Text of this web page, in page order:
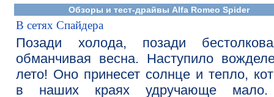
Обзоры и тест-драйвы Alfa Romeo Spider
В сетях Спайдера
Позади холода, позади
обманчивая весна. Наступило
лето! Оно принесет солнце и тепло,
в наших краях удручающе